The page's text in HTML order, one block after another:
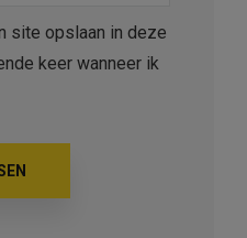
site opslaan in deze
keer wanneer ik